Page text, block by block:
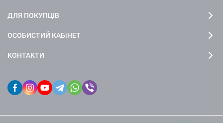
ДЛЯ ПОКУПЦІВ
ОСОБИСТИЙ КАБіНЕТ
КОНТАКТИ